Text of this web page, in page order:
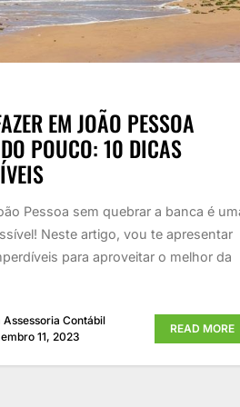
EM JOÃO PESSOA
POUCO: 10 DICAS
Pessoa sem quebrar a banca é
Neste artigo, vou te apresentar
para aproveitar o melhor da
Assessoria Contábil
11, 2023
READ MORE